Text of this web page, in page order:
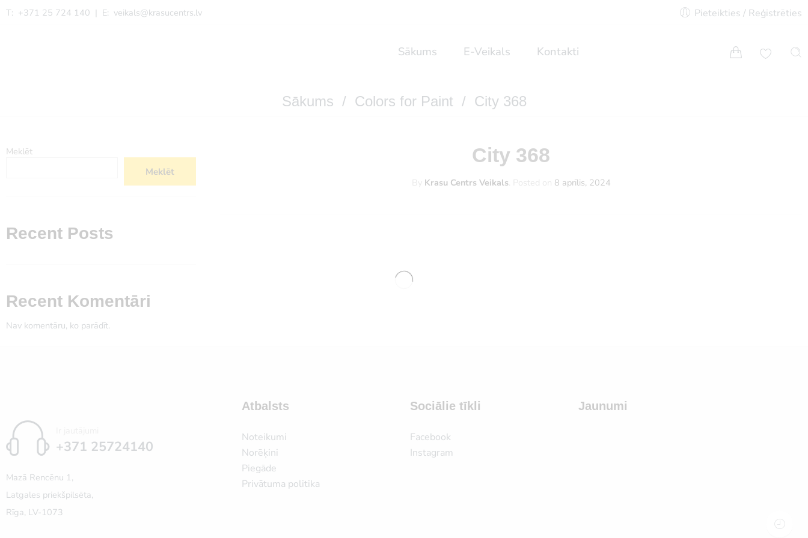
T: +371 25 724 140 | E: veikals@krasucentrs.lv Pieteikties / Reģistrēties
Sākums E-Veikals Kontakti
Sākums / Colors for Paint / City 368
City 368
By Krasu Centrs Veikals. Posted on 8 aprīlis, 2024
Meklēt
Meklēt
Recent Posts
Recent Komentāri
Nav komentāru, ko parādīt.
+371 25724140
Mazā Rencēnu 1,
Latgales priekšpilsēta,
Rīga, LV-1073
Atbalsts
Noteikumi
Norēķini
Piegāde
Privātuma politika
Sociālie tīkli
Facebook
Instagram
Jaunumi